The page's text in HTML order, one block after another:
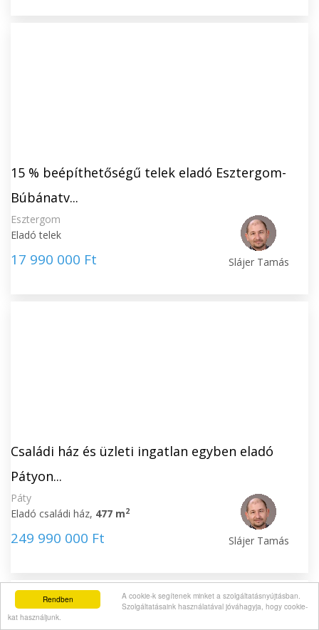
Rendben
A cookie-k segítenek minket a szolgáltatásnyújtásban.
Szolgáltatásaink használatával jóváhagyja, hogy cookie-
kat használjunk.
15 % beépíthetőségű telek eladó Esztergom-
Búbánatv...
Esztergom
Eladó telek
17 990 000 Ft Slájer Tamás
Családi ház és üzleti ingatlan egyben eladó
Pátyon...
Páty
Eladó családi ház, 477 m2
249 990 000 Ft Slájer Tamás